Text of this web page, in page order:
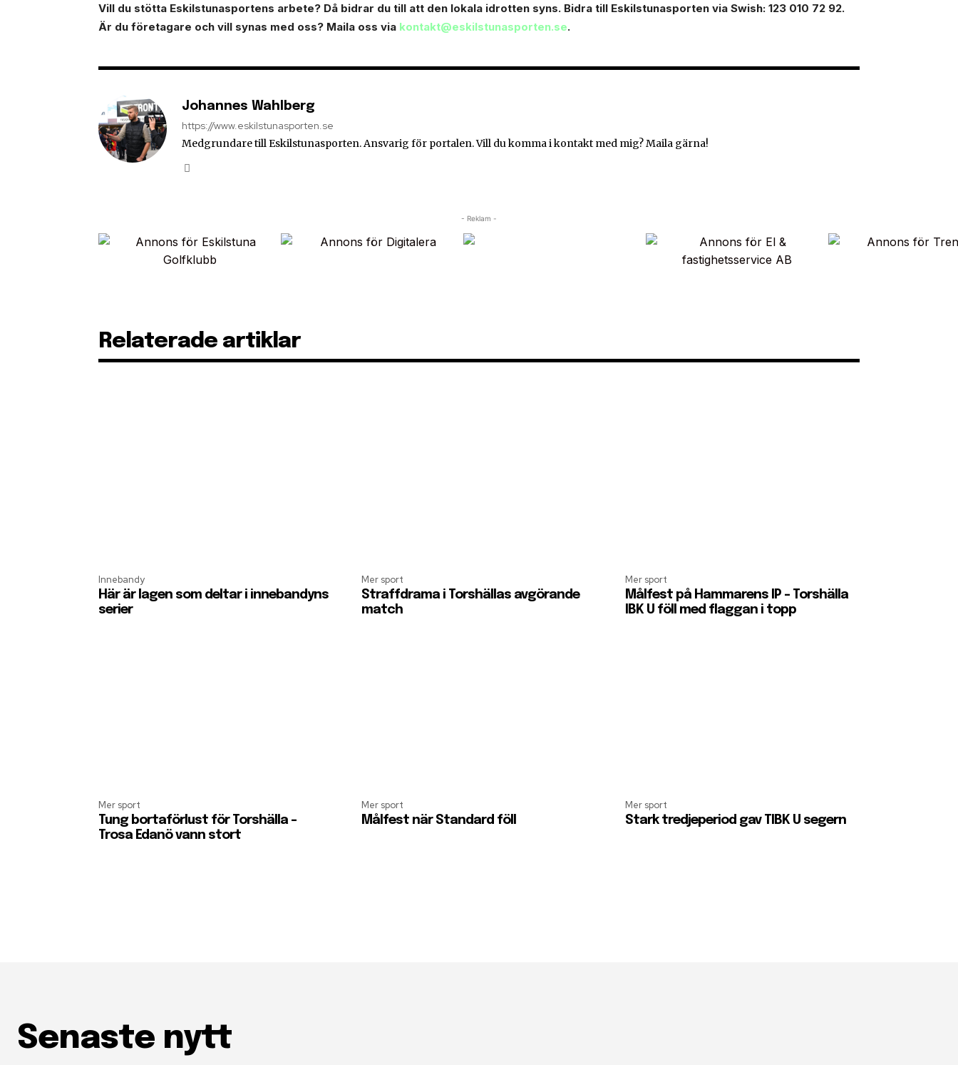
Vill du stötta Eskilstunasportens arbete? Då bidrar du till att den lokala idrotten syns. Bidra till Eskilstunasporten via Swish: 123 010 72 92.
Är du företagare och vill synas med oss? Maila oss via kontakt@eskilstunasporten.se.
Johannes Wahlberg
https://www.eskilstunasporten.se
Medgrundare till Eskilstunasporten. Ansvarig för portalen. Vill du komma i kontakt med mig? Maila gärna!
- Reklam -
Relaterade artiklar
Innebandy
Här är lagen som deltar i innebandyns
serier
Mer sport
Straffdrama i Torshällas avgörande
match
Mer sport
Målfest på Hammarens IP – Torshälla
IBK U föll med flaggan i topp
Mer sport
Tung bortaförlust för Torshälla –
Trosa Edanö vann stort
Mer sport
Målfest när Standard föll
Mer sport
Stark tredjeperiod gav TIBK U segern
Senaste nytt